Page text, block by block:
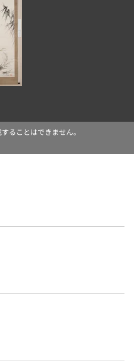
ることはできません。